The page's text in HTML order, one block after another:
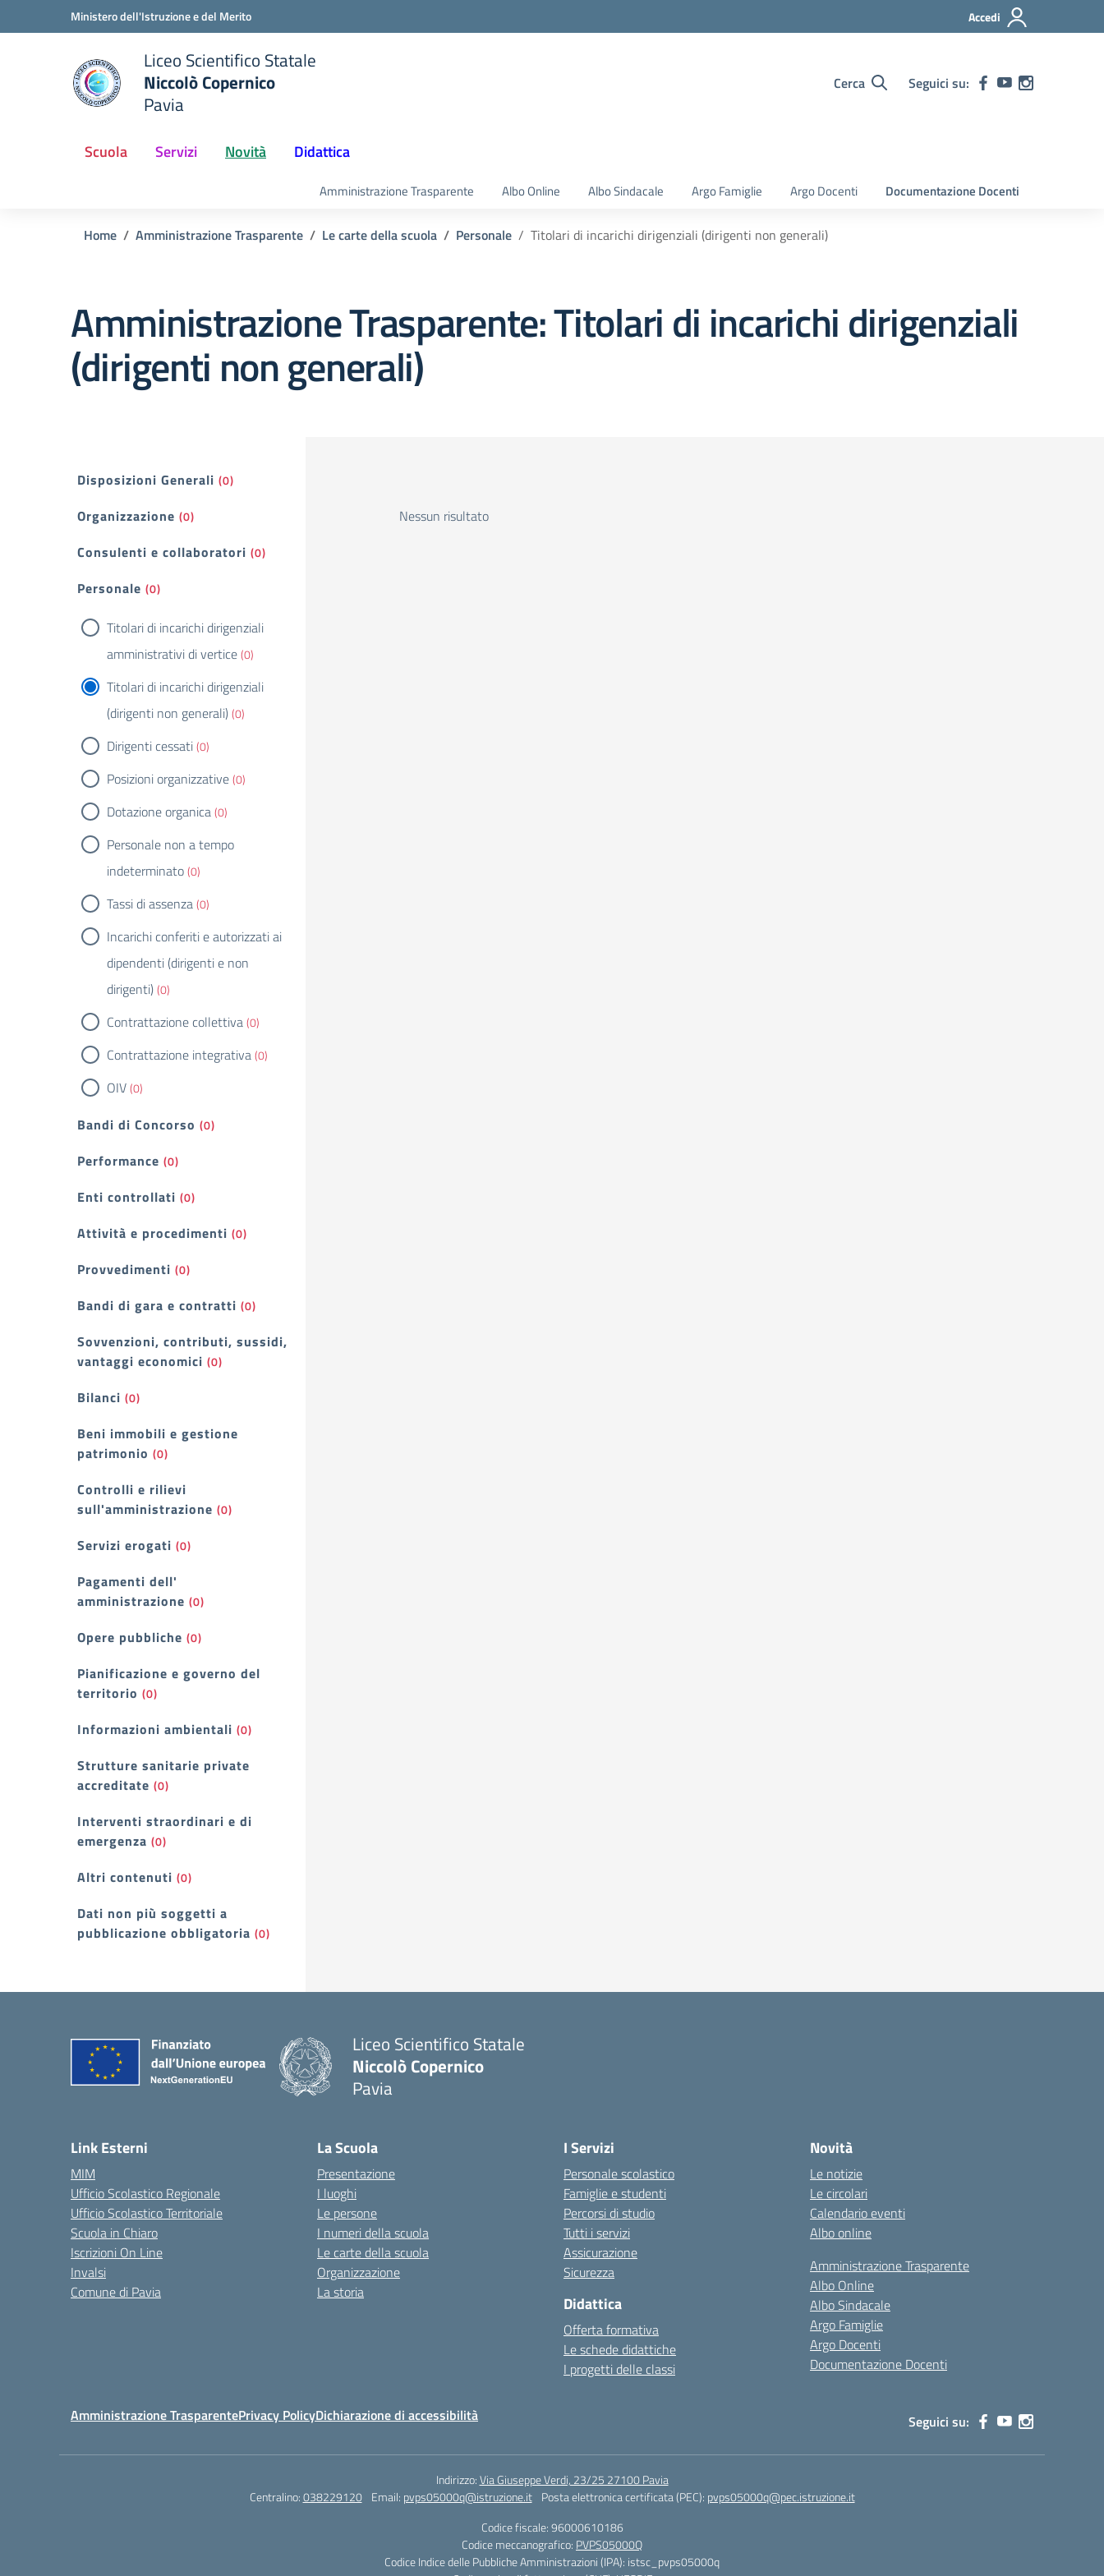
Vai ai contenuti
Vai al menu di navigazioneMinistero dell'Istruzione e del Merito Accedi
scuola
Liceo Scientifico Statale
Niccolò Copernico
Pavia
Cerca Seguici su:
Scuola Servizi Novità Didattica
Amministrazione Trasparente Albo Online Albo Sindacale Argo Famiglie Argo Docenti Documentazione Docenti
Home Amministrazione Trasparente Le carte della scuola Personale Titolari di incarichi dirigenziali (dirigenti non generali)
Amministrazione Trasparente:Titolari di incarichi dirigenziali
(dirigenti non generali)
Filtri
Disposizioni Generali (0)
Organizzazione (0)
Consulenti e collaboratori (0)
Personale (0)
Titolari di incarichi dirigenziali
amministrativi di vertice(0)
Titolari di incarichi dirigenziali
(dirigenti non generali)(0)
Dirigenti cessati(0)
Posizioni organizzative(0)
Dotazione organica(0)
Personale non a tempo
indeterminato(0)
Tassi di assenza(0)
Incarichi conferiti e autorizzati ai
dipendenti (dirigenti e non
dirigenti)(0)
Contrattazione collettiva(0)
Contrattazione integrativa(0)
OIV(0)
Bandi di Concorso (0)
Performance (0)
Enti controllati (0)
Attività e procedimenti (0)
Provvedimenti (0)
Bandi di gara e contratti (0)
Sovvenzioni, contributi, sussidi,
vantaggi economici (0)
Bilanci (0)
Beni immobili e gestione
patrimonio (0)
Controlli e rilievi
sull'amministrazione (0)
Servizi erogati (0)
Pagamenti dell'
amministrazione (0)
Opere pubbliche (0)
Pianificazione e governo del
territorio (0)
Informazioni ambientali (0)
Strutture sanitarie private
accreditate (0)
Interventi straordinari e di
emergenza (0)
Altri contenuti (0)
Dati non più soggetti a
pubblicazione obbligatoria (0)
Nessun risultato
Liceo Scientifico Statale
Niccolò Copernico
Pavia
Link Esterni
MIM
Ufficio Scolastico Regionale
Ufficio Scolastico Territoriale
Scuola in Chiaro
Iscrizioni On Line
Invalsi
Comune di Pavia
La Scuola
Presentazione
I luoghi
Le persone
I numeri della scuola
Le carte della scuola
Organizzazione
La storia
I Servizi
Personale scolastico
Famiglie e studenti
Percorsi di studio
Tutti i servizi
Assicurazione
Sicurezza
Didattica
Offerta formativa
Le schede didattiche
I progetti delle classi
Novità
Le notizie
Le circolari
Calendario eventi
Albo online
Amministrazione Trasparente
Albo Online
Albo Sindacale
Argo Famiglie
Argo Docenti
Documentazione Docenti
Amministrazione TrasparentePrivacy PolicyDichiarazione di accessibilità Seguici su:
Indirizzo:Via Giuseppe Verdi, 23/25 27100 Pavia
Centralino:038229120 Email: pvps05000q@istruzione.it Posta elettronica certificata (PEC): pvps05000q@pec.istruzione.it
Codice fiscale: 96000610186
Codice meccanografico: PVPS05000Q
Codice Indice delle Pubbliche Amministrazioni (IPA): istsc_pvps05000q